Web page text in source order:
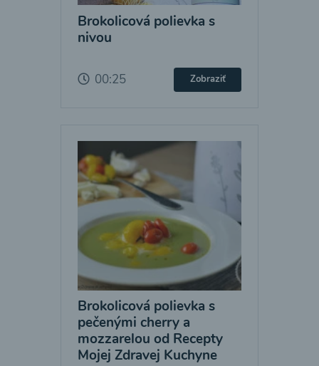
Brokolicová polievka s
nivou
00:25 Zobraziť
Brokolicová polievka s
pečenými cherry a
mozzarelou od Recepty
Mojej Zdravej Kuchyne